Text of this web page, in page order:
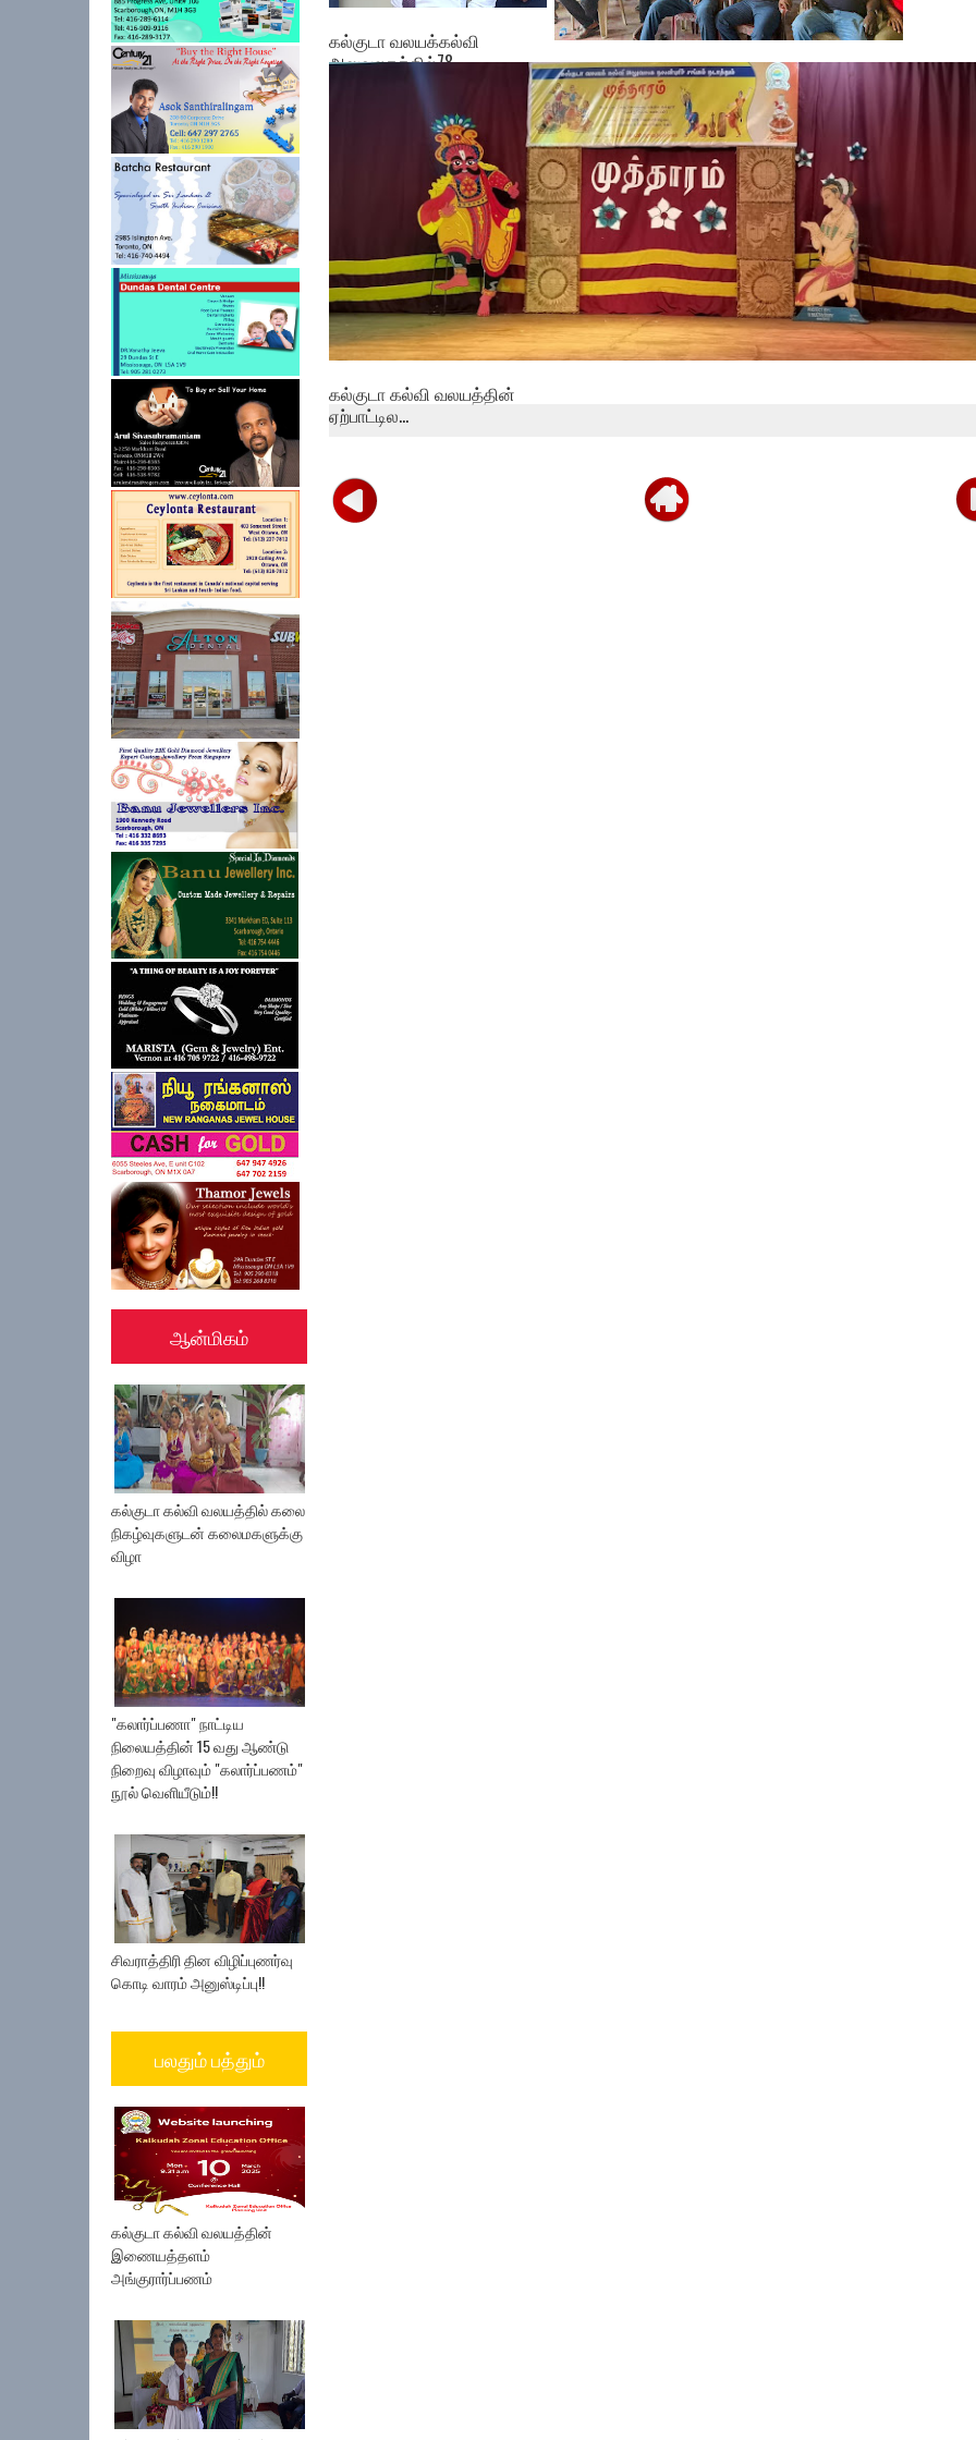
ஆன்மிகம்
கல்குடா கல்வி வலயத்தில் கலை
நிகழ்வுகளுடன் கலைமகளுக்கு
விழா
"கலார்ப்பணா" நாட்டிய
நிலையத்தின் 15 வது ஆண்டு
நிறைவு விழாவும் "கலார்ப்பணம்"
நூல் வெளியீடும்!!
சிவராத்திரி தின விழிப்புணர்வு
கொடி வாரம் அனுஸ்டிப்பு!!
பலதும் பத்தும்
கல்குடா கல்வி வலயத்தின்
இணையத்தளம்
அங்குரார்ப்பணம்
கல்குடா வலயக்கல்வி
அலுவலகத்தில்78 ...
ஓய்வூதியத்தை எதிர்பார்த்த
அபிவிருத...
கல்குடா கல்வி வலயத்தின்
ஏற்பாட்டில...